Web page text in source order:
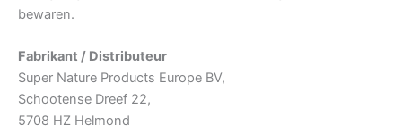
bewaren.
Fabrikant / Distributeur
Super Nature Products Europe BV,
Schootense Dreef 22,
5708 HZ Helmond